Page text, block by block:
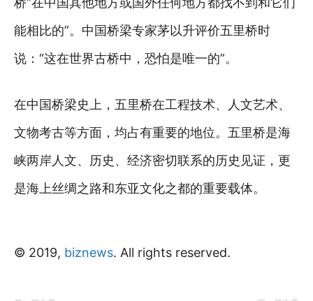
能相比的”。中国桥梁专家茅以升评价五里桥时
说：“这在世界古桥中，恐怕是唯一的”。
在中国桥梁史上，五里桥在工程技术、人文艺术、
文物考古等方面，均占有重要的地位。五里桥是海
峡两岸人文、历史、经济密切联系的历史见证，更
是海上丝绸之路和东亚文化之都的重要载体。
© 2019, biznews. All rights reserved.